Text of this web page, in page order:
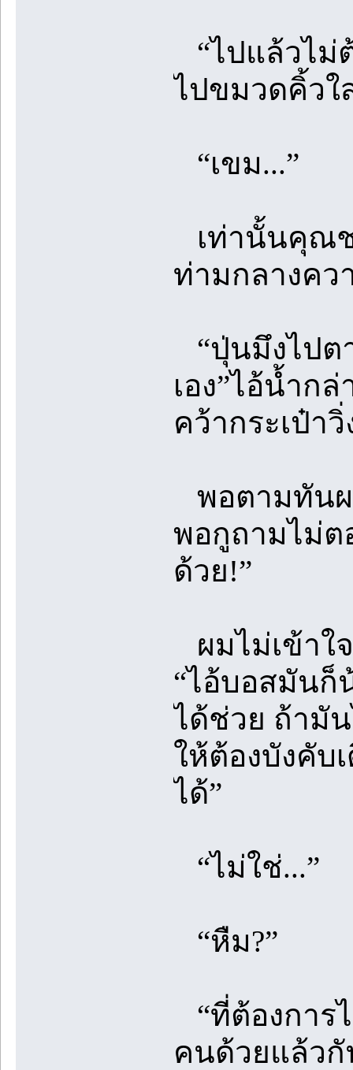
“ไปแล้วไม่
ไปขมวดคิ้วใ
“เขม...”
เท่านั้นคุณช
ท่ามกลางคว
“ปุ่นมึงไปต
เอง”ไอ้น้ำก
คว้ากระเป๋า
พอตามทันผ
พอกูถามไม่
ด้วย!”
ผมไม่เข้าใ
“ไอ้บอสมันก็
ได้ช่วย ถ้ามั
ให้ต้องบังคับ
ได้”
“ไม่ใช่...”
“หืม?”
“ที่ต้องการ
คนด้วยแล้วกั